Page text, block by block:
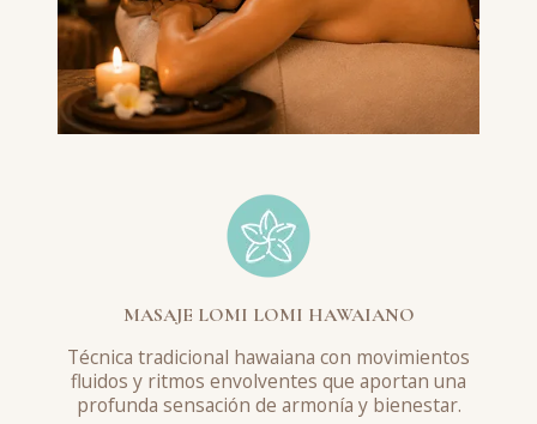
MASAJE LOMI LOMI HAWAIANO
Técnica tradicional hawaiana con movimientos
fluidos y ritmos envolventes que aportan una
profunda sensación de armonía y bienestar.